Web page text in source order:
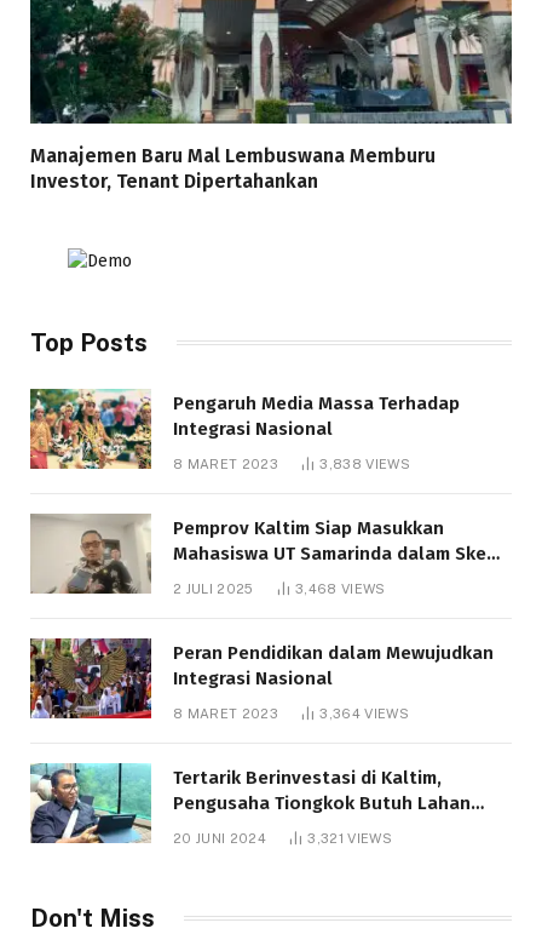
Manajemen Baru Mal Lembuswana Memburu
Investor, Tenant Dipertahankan
Top Posts
Pengaruh Media Massa Terhadap
Integrasi Nasional
8 MARET 2023 3,838VIEWS
Pemprov Kaltim Siap Masukkan
Mahasiswa UT Samarinda dalam Skema
Bantuan Pendidikan Gratispol
2 JULI 2025 3,468 VIEWS
Peran Pendidikan dalam Mewujudkan
Integrasi Nasional
8 MARET 2023 3,364VIEWS
Tertarik Berinvestasi di Kaltim,
Pengusaha Tiongkok Butuh Lahan
20 JUNI 2024 3,321VIEWS
Don't Miss